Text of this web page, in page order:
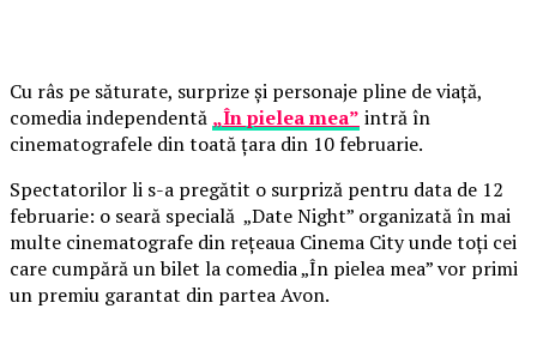
Cu râs pe săturate, surprize și personaje pline de viață,
comedia independentă „În pielea mea” intră în
cinematografele din toată țara din 10 februarie.
Spectatorilor li s-a pregătit o surpriză pentru data de 12
februarie: o seară specială „Date Night” organizată în mai
multe cinematografe din rețeaua Cinema City unde toți cei
care cumpără un bilet la comedia „În pielea mea” vor primi
un premiu garantat din partea Avon.